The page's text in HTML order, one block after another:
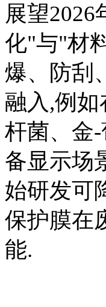
展望
化"与"材
爆、防刮
融入,例
杆菌、金
备显示场
始研发可
保护膜在
能.